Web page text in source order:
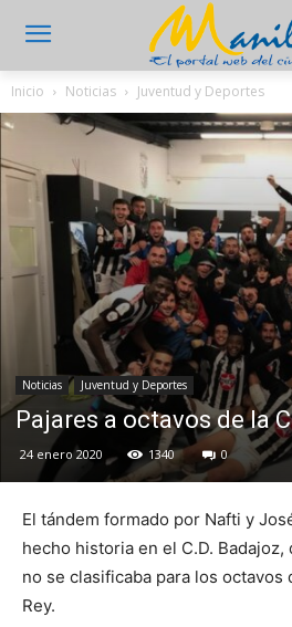
Inicio Noticias Juventud y Deportes
Noticias Juventud y Deportes
Pajares a octavos de la
24 enero 2020 1340 0
El tándem formado por Nafti y
hecho historia en el C.D. Badajoz,
no se clasificaba para los octavos
Rey.